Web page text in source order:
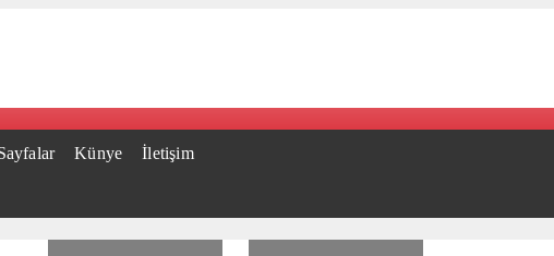
Künye İletişim